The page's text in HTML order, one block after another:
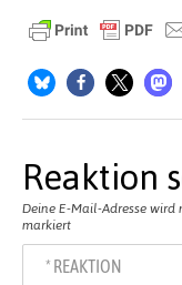
Reaktion
Deine E-Mail-Adresse
markiert